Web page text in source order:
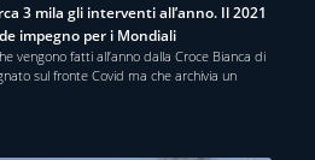
3 mila gli interventi all’anno. Il 2021
impegno per i Mondiali
vengono fatti all’anno dalla Croce Bianca di
sul fronte Covid ma che archivia un